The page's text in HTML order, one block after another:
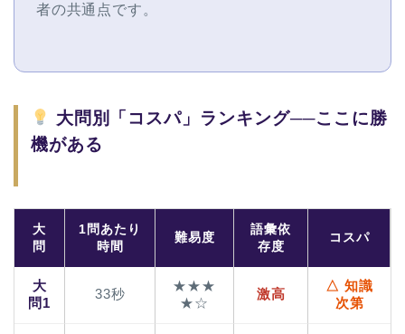
者の共通点です。
大問別「コスパ」ランキング──ここに勝
機がある
大
問
1問あたり
時間
難易度
語彙依
存度
コスパ
大
問1
33秒
★★★
★☆
激高
△ 知識
次第